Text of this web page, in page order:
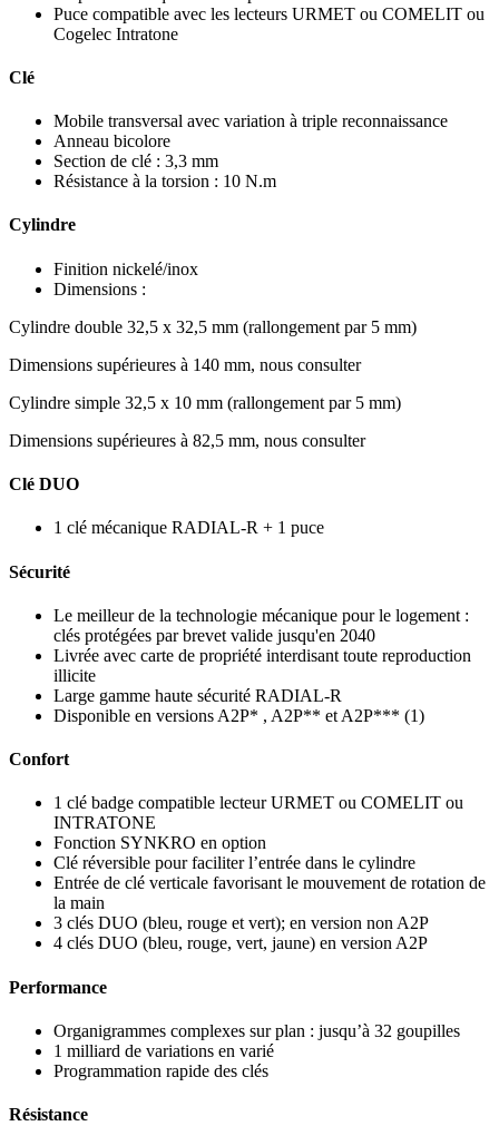
Puce compatible avec les lecteurs URMET ou COMELIT ou
Cogelec Intratone
Clé
Mobile transversal avec variation à triple reconnaissance
Anneau bicolore
Section de clé : 3,3 mm
Résistance à la torsion : 10 N.m
Cylindre
Finition nickelé/inox
Dimensions :
Cylindre double 32,5 x 32,5 mm (rallongement par 5 mm)
Dimensions supérieures à 140 mm, nous consulter
Cylindre simple 32,5 x 10 mm (rallongement par 5 mm)
Dimensions supérieures à 82,5 mm, nous consulter
Clé DUO
1 clé mécanique RADIAL-R + 1 puce
Sécurité
Le meilleur de la technologie mécanique pour le logement :
clés protégées par brevet valide jusqu'en 2040
Livrée avec carte de propriété interdisant toute reproduction
illicite
Large gamme haute sécurité RADIAL-R
Disponible en versions A2P* , A2P** et A2P*** (1)
Confort
1 clé badge compatible lecteur URMET ou COMELIT ou
INTRATONE
Fonction SYNKRO en option
Clé réversible pour faciliter l’entrée dans le cylindre
Entrée de clé verticale favorisant le mouvement de rotation de
la main
3 clés DUO (bleu, rouge et vert); en version non A2P
4 clés DUO (bleu, rouge, vert, jaune) en version A2P
Performance
Organigrammes complexes sur plan : jusqu’à 32 goupilles
1 milliard de variations en varié
Programmation rapide des clés
Résistance